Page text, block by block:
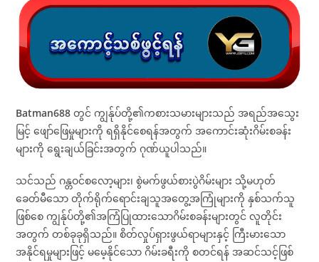
Batman688တွင် ကျွန်ုပ်တို့၏ကစားသမားများသည် အရည်အသွေး
မြင့် ဖျော်ဖြေမှုများကို ရရှိနိုင်စေရန်အတွက် အကောင်းဆုံးဂိမ်းစခန်း
များကို ရွေးချယ်ခြင်းအတွက် ဂုဏ်ယူပါသည်။
သင်သည် ဂန္တဝင်စလော့များ၊ စွဲမက်ဖွယ်စားပွဲဂိမ်းများ သို့မဟုတ်
ခေတ်မီသော တိုက်ရိုက်ရောင်းချသူအတွေ့အကြုံများကို နှစ်သက်သူ
ဖြစ်စေ ကျွန်ုပ်တို့၏အကြံပြုထားသောဂိမ်းစခန်းများတွင် လူတိုင်း
အတွက် တစ်ခုခုရှိသည်။ စိတ်လှုပ်ရှားဖွယ်ရာများနှင့် ကြီးမားသော
အနိုင်ရမှုများဖြင့် မမေ့နိုင်သော ဂိမ်းခရီးကို စတင်ရန် အဆင်သင့်ဖြစ်